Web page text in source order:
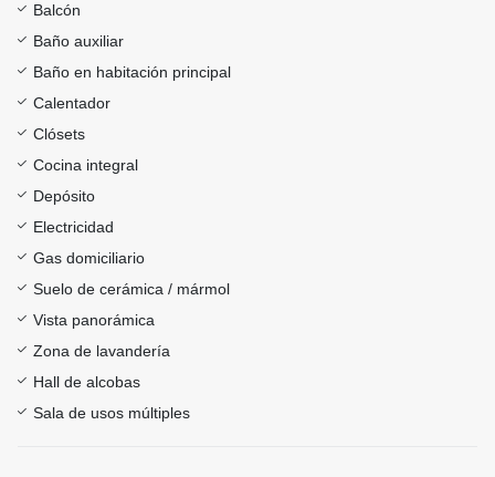
Balcón
Baño auxiliar
Baño en habitación principal
Calentador
Clósets
Cocina integral
Depósito
Electricidad
Gas domiciliario
Suelo de cerámica / mármol
Vista panorámica
Zona de lavandería
Hall de alcobas
Sala de usos múltiples